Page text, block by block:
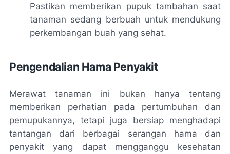
Pastikan memberikan pupuk tambahan saat
tanaman sedang berbuah untuk mendukung
perkembangan buah yang sehat.
Pengendalian Hama Penyakit
Merawat tanaman ini bukan hanya tentang
memberikan perhatian pada pertumbuhan dan
pemupukannya, tetapi juga bersiap menghadapi
tantangan dari berbagai serangan hama dan
penyakit yang dapat mengganggu kesehatan